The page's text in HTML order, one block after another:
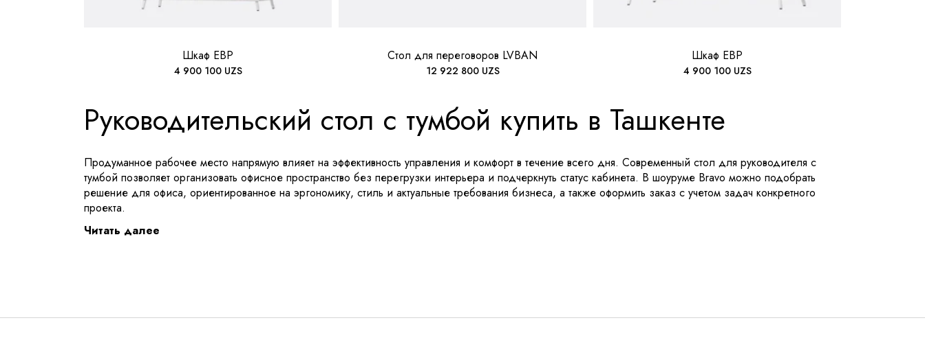
Шкаф EBP
4 900 100 UZS
Стол для переговоров LVBAN
12 922 800 UZS
Шкаф EBP
4 900 100 UZS
Руководительский стол с тумбой купить в Ташкенте
Продуманное рабочее место напрямую влияет на эффективность управления и комфорт в течение всего дня. Современный стол для руководителя с
тумбой позволяет организовать офисное пространство без перегрузки интерьера и подчеркнуть статус кабинета. В шоуруме Bravo можно подобрать
решение для офиса, ориентированное на эргономику, стиль и актуальные требования бизнеса, а также оформить заказ с учетом задач конкретного
проекта.
современных офисных пространств. Используемые материалы и комплектующие подбирались с акцентом на безопасность, износостойкость и
Читать далее